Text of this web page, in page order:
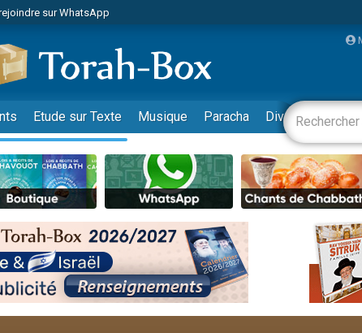
sur WhatsApp
un don pour Événements Torah-Box
un don pour Tsédaka : pauvres d'Israel
sur WhatsApp
une bénédiction
un don pour Diane, 80 ans, dans un appartement insalubre
en groupe sur Zoom
sur WhatsApp
une bénédiction
en groupe sur Zoom
sur WhatsApp
sur WhatsApp
Etude sur Texte Musique Paracha Divertissements